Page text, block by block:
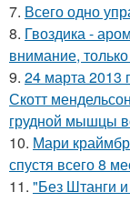
7. Всего одно
8. Гвоздика -
внимание,
9. 24 марта 2013
Скотт
грудной мышцы
10. Мари
спустя всего 8
11. "Без Штанги